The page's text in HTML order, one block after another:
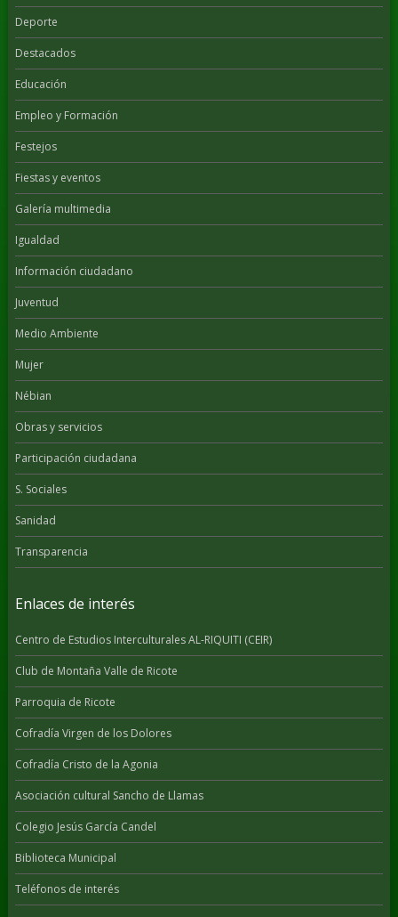
Deporte
Destacados
Educación
Empleo y Formación
Festejos
Fiestas y eventos
Galería multimedia
Igualdad
Información ciudadano
Juventud
Medio Ambiente
Mujer
Nébian
Obras y servicios
Participación ciudadana
S. Sociales
Sanidad
Transparencia
Enlaces de interés
Centro de Estudios Interculturales AL-RIQUITI (CEIR)
Club de Montaña Valle de Ricote
Parroquia de Ricote
Cofradía Virgen de los Dolores
Cofradía Cristo de la Agonia
Asociación cultural Sancho de Llamas
Colegio Jesús García Candel
Biblioteca Municipal
Teléfonos de interés